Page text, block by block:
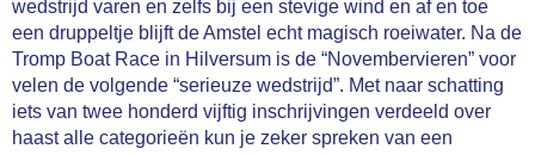
wedstrijd varen en zelfs bij een stevige wind en af en toe
een druppeltje blijft de Amstel echt magisch roeiwater. Na de
Tromp Boat Race in Hilversum is de “Novembervieren” voor
velen de volgende “serieuze wedstrijd”. Met naar schatting
iets van twee honderd vijftig inschrijvingen verdeeld over
haast alle categorieën kun je zeker spreken van een